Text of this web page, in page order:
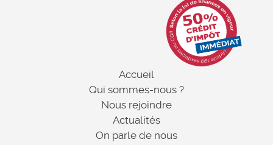
Accueil
Qui sommes-nous ?
Nous rejoindre
Actualités
On parle de nous